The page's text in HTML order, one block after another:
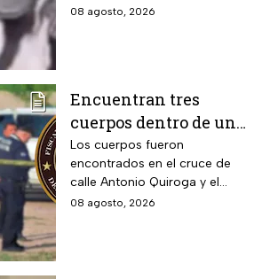
08 agosto, 2026
Encuentran tres
cuerpos dentro de una
camioneta de lujo en
Hermosillo;
investigan posible
riña
Los cuerpos fueron
encontrados en el cruce de
calle Antonio Quiroga y el
Boulevard Camino del Serie
08 agosto, 2026